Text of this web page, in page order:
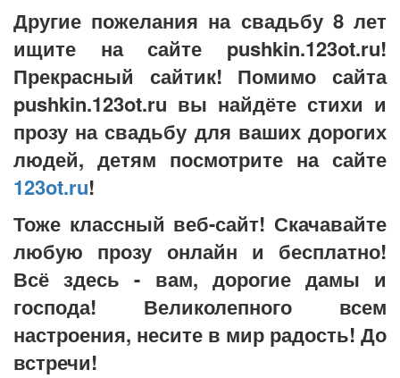
Другие пожелания на свадьбу 8 лет
ищите на сайте pushkin.123ot.ru!
Прекрасный сайтик! Помимо сайта
pushkin.123ot.ru вы найдёте стихи и
прозу на свадьбу для ваших дорогих
людей, детям посмотрите на сайте
123ot.ru!
Тоже классный веб-сайт! Скачавайте
любую прозу онлайн и бесплатно!
Всё здесь - вам, дорогие дамы и
господа! Великолепного всем
настроения, несите в мир радость! До
встречи!